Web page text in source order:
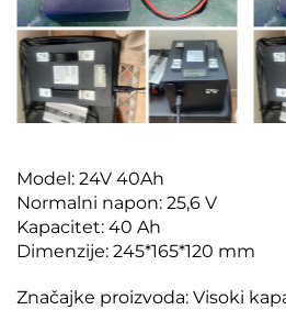
Model: 24V 40Ah
Normalni napon: 25,6 V
Kapacitet: 40 Ah
Dimenzije: 245*165*120 mm
Značajke proizvoda: Visoki